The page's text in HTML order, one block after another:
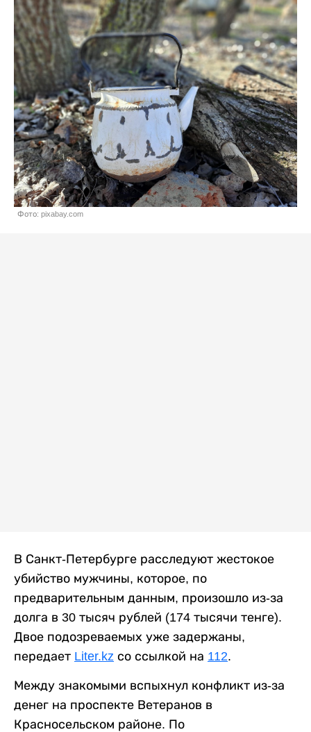
Фото: pixabay.com
В Санкт-Петербурге расследуют жестокое
убийство мужчины, которое, по
предварительным данным, произошло из-за
долга в 30 тысяч рублей (174 тысячи тенге).
Двое подозреваемых уже задержаны,
передает Liter.kz со ссылкой на 112.
Между знакомыми вспыхнул конфликт из-за
денег на проспекте Ветеранов в
Красносельском районе. По